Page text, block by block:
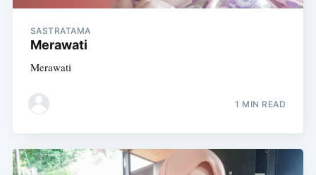
SASTRATAMA
Merawati
Merawati
1 MIN READ